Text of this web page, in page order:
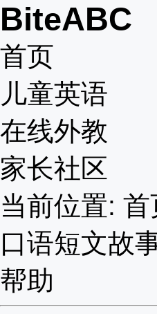
BiteABC
首页
儿童英语
在线外教
家长社区
当前位置: 首
口语短文故
帮助